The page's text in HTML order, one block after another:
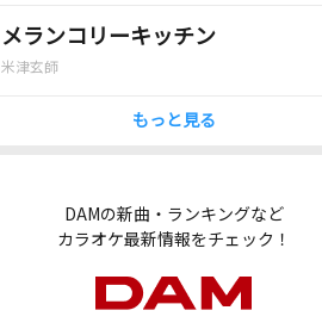
メランコリーキッチン
米津玄師
もっと見る
DAMの新曲・ランキングなど
カラオケ最新情報をチェック！